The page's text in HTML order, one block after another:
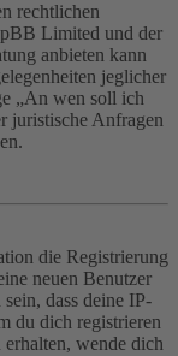
rechtlichen
Limited und der
anbieten kann
jeglicher
„An wen soll ich
juristische Anfragen
die Registrierung
neuen Benutzer
dass deine IP-
du dich registrieren
wende dich